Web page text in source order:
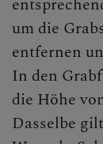
um die
entfernen
In den
die Höhe
Dasselbe